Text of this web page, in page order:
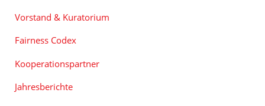
Vorstand & Kuratorium
Fairness Codex
Kooperationspartner
Jahresberichte